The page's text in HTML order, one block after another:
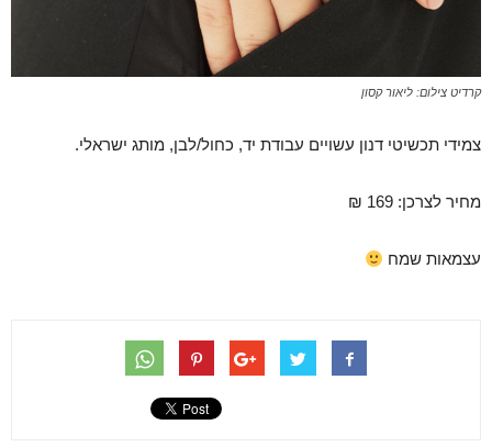
קרדיט צילום: ליאור קסון
צמידי תכשיטי דנון עשויים עבודת יד, כחול/לבן, מותג ישראלי.
מחיר לצרכן: 169 ₪
עצמאות שמח